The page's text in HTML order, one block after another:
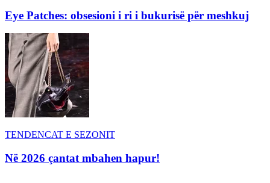
Eye Patches: obsesioni i ri i bukurisë për meshkuj
TENDENCAT E SEZONIT
Në 2026 çantat mbahen hapur!